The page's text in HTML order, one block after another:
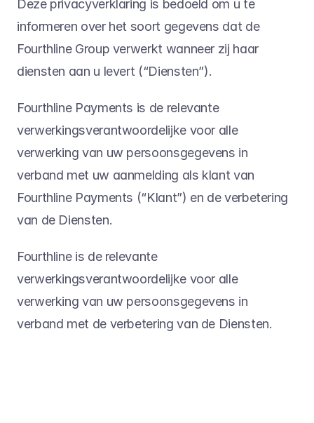
Deze privacyverklaring is bedoeld om u te
informeren over het soort gegevens dat de
Fourthline Group verwerkt wanneer zij haar
diensten aan u levert (“Diensten”).
Fourthline Payments is de relevante
verwerkingsverantwoordelijke voor alle
verwerking van uw persoonsgegevens in
verband met uw aanmelding als klant van
Fourthline Payments (“Klant”) en de verbetering
van de Diensten.
Fourthline is de relevante
verwerkingsverantwoordelijke voor alle
verwerking van uw persoonsgegevens in
verband met de verbetering van de Diensten.